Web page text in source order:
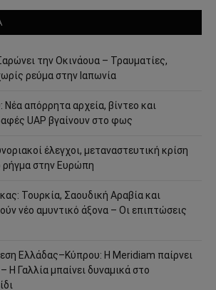
την Οκινάουα – Τραυματίες,
ρεύμα στην Ιαπωνία
Νέα απόρρητα αρχεία, βίντεο και
UAP βγαίνουν στο φως
έλεγχοι, μεταναστευτική κρίση
ρήγμα στην Ευρώπη
Τουρκία, Σαουδική Αραβία και
νέο αμυντικό άξονα – Οι επιπτώσεις
Ελλάδας–Κύπρου: Η Meridiam παίρνει
Η Γαλλία μπαίνει δυναμικά στο